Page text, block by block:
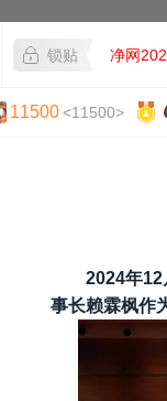
锁贴 净网
11500<11500>
2024年12
事长赖霖枫作